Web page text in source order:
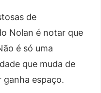
de
Nolan é notar que
é só uma
que muda de
espaço.